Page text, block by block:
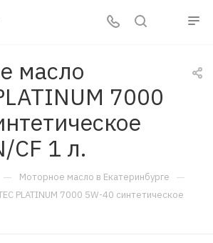
масло
7000
CF 1 л.
— Моторное масло в Екатеринбурге —
PLATINUM 7000 5W-40 синтетическое